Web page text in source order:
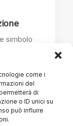
come i
del
di
o ID unici su
può influire
simbolo